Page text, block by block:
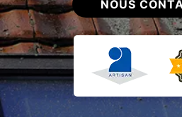
NOUS